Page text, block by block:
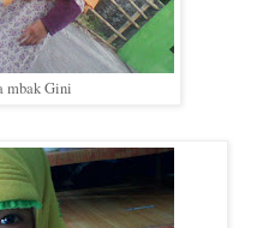
mbak Gini